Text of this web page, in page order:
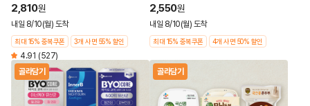
2,810원
내일 8/10(월) 도착
최대 15% 중복쿠폰 3개 사면 55% 할인
4.91 (527)
2,550원
내일 8/10(월) 도착
최대 15% 중복쿠폰 4개 사면 50% 할인
골라담기 골라담기